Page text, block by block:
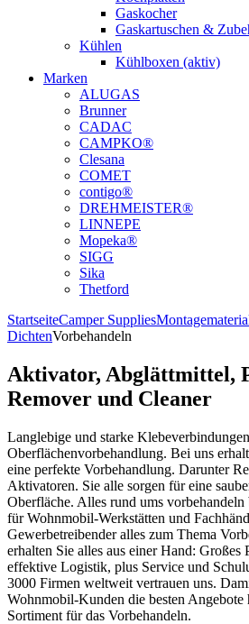
Gaskocher
Gaskartuschen &
Kühlen
Kühlboxen (aktiv)
Marken
ALUGAS
Brunner
CADAC
CAMPKO®
Clesana
COMET
contigo®
DREHMEISTER®
LINNEPE
Mopeka®
SIGG
Sika
Thetford
StartseiteCamper Supplies
DichtenVorbehandeln
Aktivator, Abglättmittel,
Remover und Cleaner
Langlebige und starke
Oberflächenvorbehandlung. Bei uns
eine perfekte Vorbehandlung. Darunter
Aktivatoren. Sie alle sorgen für eine
Oberfläche. Alles rund ums
für Wohnmobil-Werkstätten und
Gewerbetreibender alles zum Thema
erhalten Sie alles aus einer Hand: Großes
effektive Logistik, plus Service und
3000 Firmen weltweit vertrauen uns.
Wohnmobil-Kunden die besten Angebote
Sortiment für das Vorbehandeln.